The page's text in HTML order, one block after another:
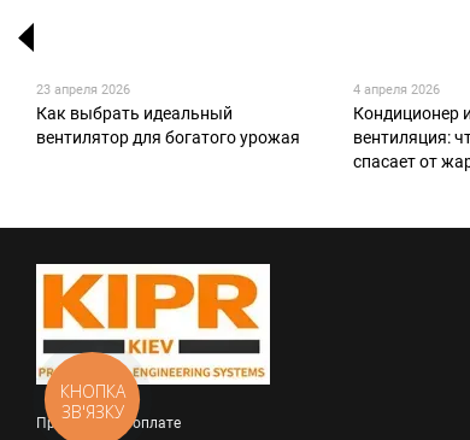
23 апреля 2026
Как выбрать идеальный
вентилятор для богатого урожая
4 апреля 2026
Кондиционер
вентиляция:
спасает от
Принимаем к оплате
КНОПКА
ЗВ'ЯЗКУ